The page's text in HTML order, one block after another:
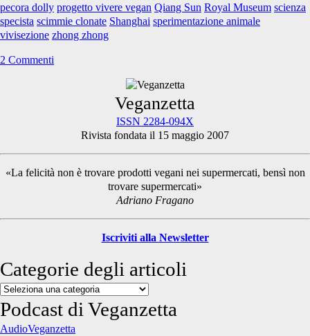
pecora dolly progetto vivere vegan Qiang Sun Royal Museum scienza
specista scimmie clonate Shanghai sperimentazione animale
vivisezione zhong zhong
2 Commenti
Sidebar
Veganzetta
ISSN 2284-094X
Rivista fondata il 15 maggio 2007
«La felicità non è trovare prodotti vegani nei supermercati, bensì non
trovare supermercati»
Adriano Fragano
Iscriviti alla Newsletter
Categorie degli articoli
Categorie
degli
articoli
Podcast di Veganzetta
AudioVeganzetta